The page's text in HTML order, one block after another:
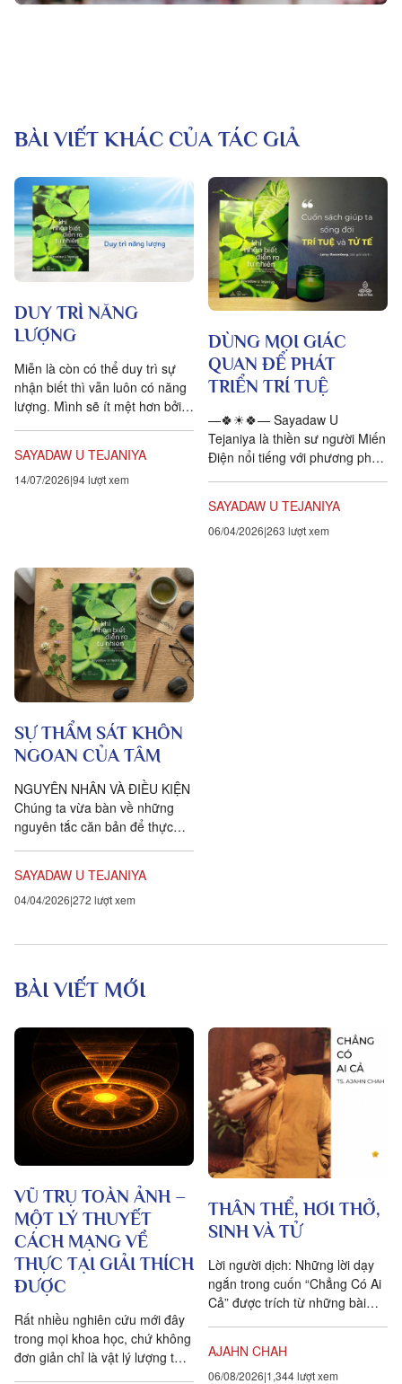
BÀI VIẾT KHÁC CỦA TÁC GIẢ
DUY TRÌ NĂNG
LƯỢNG
Miễn là còn có thể duy trì sự
nhận biết thì vẫn luôn có năng
lượng. Mình sẽ ít mệt hơn bởi
SAYADAW U TEJANIYA
14/07/2026 94 lượt xem
DÙNG MỌI GIÁC
QUAN ĐỂ PHÁT
TRIỂN TRÍ TUỆ
—🍀☀🍀— Sayadaw U
Tejaniya là thiền sư người Miến
Điện nổi tiếng với phương pháp
từ nhỏ với...
SAYADAW U TEJANIYA
06/04/2026 263 lượt xem
SỰ THẨM SÁT KHÔN
NGOAN CỦA TÂM
NGUYÊN NHÂN VÀ ĐIỀU KIỆN
Chúng ta vừa bàn về những
nguyên tắc căn bản để thực
bạn bắt đầu...
SAYADAW U TEJANIYA
04/04/2026 272 lượt xem
BÀI VIẾT MỚI
VŨ TRỤ TOÀN ẢNH –
MỘT LÝ THUYẾT
CÁCH MẠNG VỀ
THỰC TẠI GIẢI THÍCH
ĐƯỢC
Rất nhiều nghiên cứu mới đây
trong mọi khoa học, chứ không
đơn giản chỉ là vật lý lượng tử,
THÂN THỂ, HƠI THỞ,
SINH VÀ TỬ
Lời người dịch: Những lời dạy
ngắn trong cuốn “Chẳng Có Ai
Cả” được trích từ những bài
AJAHN CHAH
06/08/2026 1,344 lượt xem